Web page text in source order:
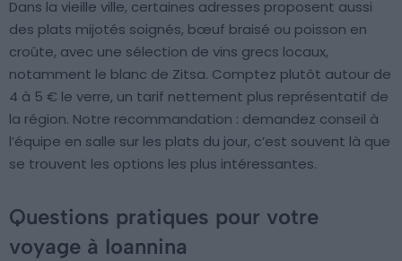
Dans la vieille ville, certaines adresses proposent aussi
des plats mijotés soignés, bœuf braisé ou poisson en
croûte, avec une sélection de vins grecs locaux,
notamment le blanc de Zitsa. Comptez plutôt autour de
4 à 5 € le verre, un tarif nettement plus représentatif de
la région. Notre recommandation : demandez conseil à
l’équipe en salle sur les plats du jour, c’est souvent là que
se trouvent les options les plus intéressantes.
Questions pratiques pour votre
voyage à Ioannina